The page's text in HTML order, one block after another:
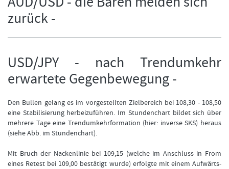
zurück -
USD/JPY - nach Trendumkehr
erwartete Gegenbewegung -
Den Bullen gelang es im vorgestellten Zielbereich bei 108,30 - 108,50
eine Stabilisierung herbeizuführen. Im Stundenchart bildet sich über
mehrere Tage eine Trendumkehrformation (hier: inverse SKS) heraus
(siehe Abb. im Stundenchart).
Mit Bruch der Nackenlinie bei 109,15 (welche im Anschluss in From
eines Retest bei 109,00 bestätigt wurde) erfolgte mit einem Aufwärts-
Ich bin neu, und jetzt?
Das Formationstrader Programm bietet unterschiedliche User-Pakete. Bitte
unserem Online-Shop das passende Angebot.